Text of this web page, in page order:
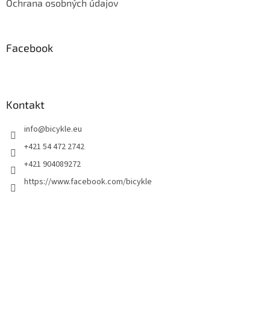
Ochrana osobných údajov
Facebook
Kontakt
info@bicykle.eu
+421 54 472 2742
+421 904089272
https://www.facebook.com/bicykle